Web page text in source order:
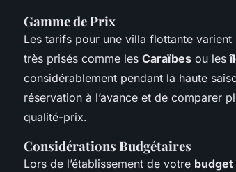
Gamme de Prix
Les tarifs pour une villa flottante varient
très prisés comme les Caraïbes ou les
considérablement pendant la haute
réservation à l’avance et de comparer
qualité-prix.
Considérations Budgétaires
Lors de l’établissement de votre budget